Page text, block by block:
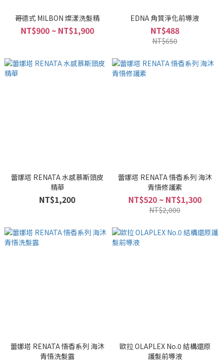
哥德式 MILBON 燦漾洗髮精
NT$900 ~ NT$1,900
EDNA 角質淨化前導液
NT$488
NT$650
蕾娜塔 RENATA 水感慕斯頭皮
精華
NT$1,200
蕾娜塔 RENATA 悟香系列 海沐
青悟修護素
NT$520 ~ NT$1,300
NT$2,000
蕾娜塔 RENATA 悟香系列 海沐
青悟洗髮露
歐拉 OLAPLEX No.0 結構還原
護髮前導液